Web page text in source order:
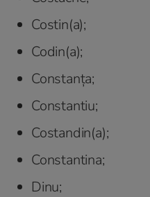
Costin(a);
Codin(a);
Constanța;
Constantiu;
Costandin(a);
Constantina;
Dinu;